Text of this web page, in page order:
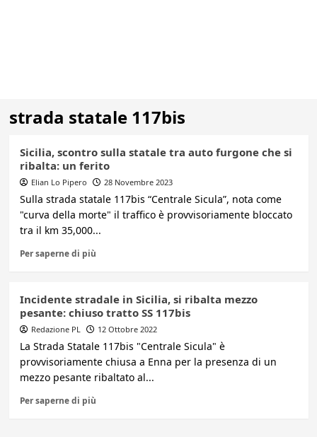
strada statale 117bis
Sicilia, scontro sulla statale tra auto furgone che si
ribalta: un ferito
Elian Lo Pipero 28 Novembre 2023
Sulla strada statale 117bis “Centrale Sicula”, nota come
"curva della morte" il traffico è provvisoriamente bloccato
tra il km 35,000...
Per saperne di più
Incidente stradale in Sicilia, si ribalta mezzo
pesante: chiuso tratto SS 117bis
Redazione PL 12 Ottobre 2022
La Strada Statale 117bis "Centrale Sicula" è
provvisoriamente chiusa a Enna per la presenza di un
mezzo pesante ribaltato al...
Per saperne di più